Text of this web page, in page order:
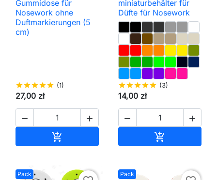
Gummidose für
Nosework ohne
Duftmarkierungen (5
cm)
starstarstarstarstar (1)
27,00 zł
 

miniaturbehälter für
Düfte für Nosework
starstarstarstarstar (3)
14,00 zł
 

Pack Pack